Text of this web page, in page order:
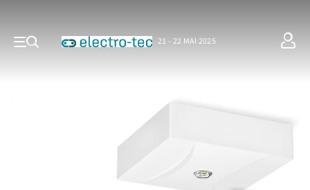
21 - 22 MAI 2025